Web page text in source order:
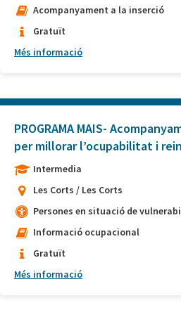
Acompanyament a la inserció
Gratuït
Més informació
PROGRAMA MAIS-
per millorar l’ocupabilitat i
Intermedia
Les Corts / Les Corts
Persones en situació de
Informació ocupacional
Gratuït
Més informació